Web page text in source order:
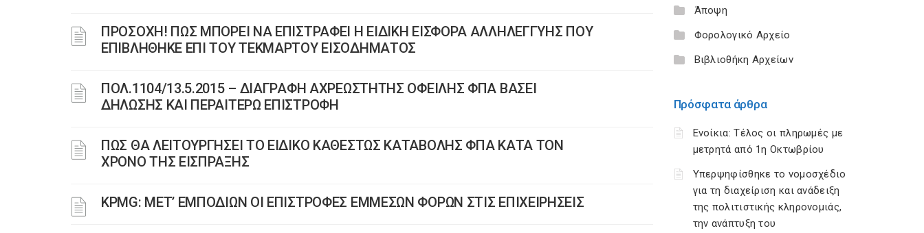
ΠΡΟΣΟΧΗ! ΠΩΣ ΜΠΟΡΕΙ ΝΑ ΕΠΙΣΤΡΑΦΕΙ Η ΕΙΔΙΚΗ ΕΙΣΦΟΡΑ ΑΛΛΗΛΕΓΓΥΗΣ ΠΟΥ
ΕΠΙΒΛΗΘΗΚΕ ΕΠΙ ΤΟΥ ΤΕΚΜΑΡΤΟΥ ΕΙΣΟΔΗΜΑΤΟΣ
ΠΟΛ.1104/13.5.2015 – ΔΙΑΓΡΑΦΗ ΑΧΡΕΩΣΤΗΤΗΣ ΟΦΕΙΛΗΣ ΦΠΑ ΒΑΣΕΙ
ΔΗΛΩΣΗΣ ΚΑΙ ΠΕΡΑΙΤΕΡΩ ΕΠΙΣΤΡΟΦΗ
ΠΩΣ ΘΑ ΛΕΙΤΟΥΡΓΗΣΕΙ ΤΟ ΕΙΔΙΚΟ ΚΑΘΕΣΤΩΣ ΚΑΤΑΒΟΛΗΣ ΦΠΑ ΚΑΤΑ ΤΟΝ
ΧΡΟΝΟ ΤΗΣ ΕΙΣΠΡΑΞΗΣ
KPMG: ΜΕΤ’ ΕΜΠΟΔΙΩΝ ΟΙ ΕΠΙΣΤΡΟΦΕΣ ΕΜΜΕΣΩΝ ΦΟΡΩΝ ΣΤΙΣ ΕΠΙΧΕΙΡΗΣΕΙΣ
Άποψη
Φορολογικό Αρχείο
Βιβλιοθήκη Αρχείων
Πρόσφατα άρθρα
Ενοίκια: Τέλος οι πληρωμές με
μετρητά από 1η Οκτωβρίου
Υπερψηφίσθηκε το νομοσχέδιο
για τη διαχείριση και ανάδειξη
της πολιτιστικής κληρονομιάς,
την ανάπτυξη του